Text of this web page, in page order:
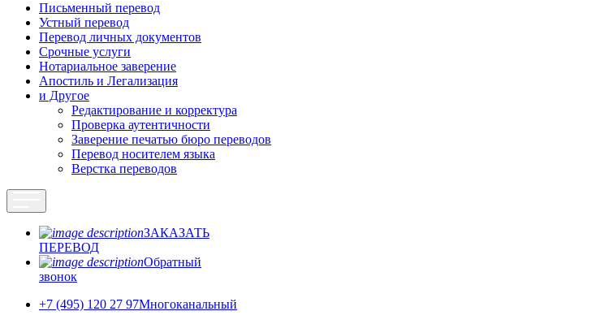
Письменный перевод
Устный перевод
Перевод личных документов
Срочные услуги
Нотариальное заверение
Апостиль и Легализация
и Другое
Редактирование и корректура
Проверка аутентичности
Заверение печатью бюро переводов
Перевод носителем языка
Верстка переводов
ЗАКАЗАТЬ
ПЕРЕВОД
Обратный
звонок
+7 (495) 120 27 97Многоканальный